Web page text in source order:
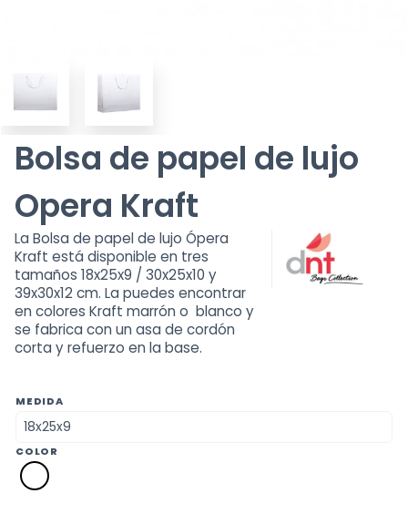
Bolsa de papel de lujo
Opera Kraft
La Bolsa de papel de lujo Ópera
Kraft está disponible en tres
tamaños 18x25x9 / 30x25x10 y
39x30x12 cm. La puedes encontrar
en colores Kraft marrón o blanco y
se fabrica con un asa de cordón
corta y refuerzo en la base.
MEDIDA
COLOR
p0
blanco